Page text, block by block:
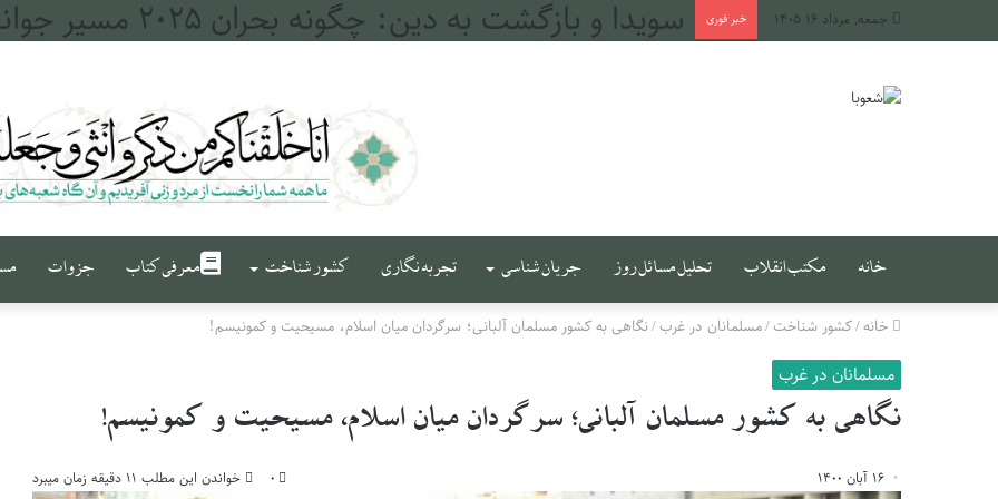
جمعه, مرداد ۱۶ ۱۴۰۵ خبر فوری طهران، میان دجله و فرات
خانه مکتب انقلاب تحلیل مسائل روز جریان شناسی تجربه نگاری کشور شناخت معرفی کتاب جزوات
خانه/کشور شناخت/مسلمانان در غرب/نگاهی به کشور مسلمان آلبانی؛ سرگردان میان اسلام، مسیحیت و کمونیسم!
مسلمانان در غرب
نگاهی به کشور مسلمان آلبانی؛ سرگردان میان اسلام، مسیحیت و کمونیسم!
۱۶ آبان ۱۴۰۰ ۰ خواندن این مطلب ۱۱ دقیقه زمان میبرد